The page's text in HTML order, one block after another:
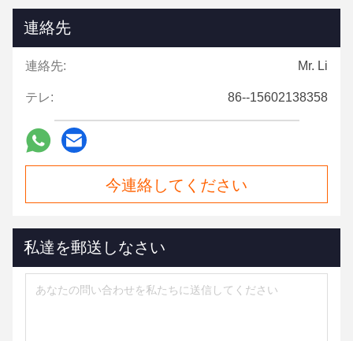
連絡先
連絡先: Mr. Li
テレ: 86--15602138358
今連絡してください
私達を郵送しなさい